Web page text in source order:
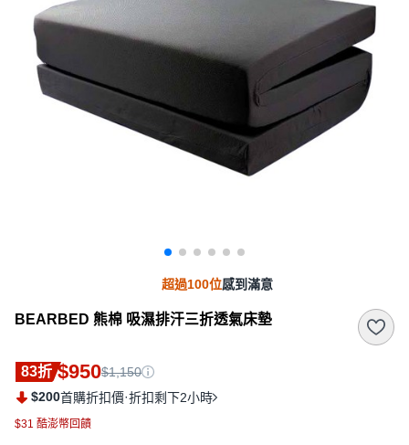
超過100位感到滿意
BEARBED 熊棉 吸濕排汗三折透氣床墊
83折 $950$1,150
$200首購折扣價·折扣剩下2小時
$31 酷澎幣回饋